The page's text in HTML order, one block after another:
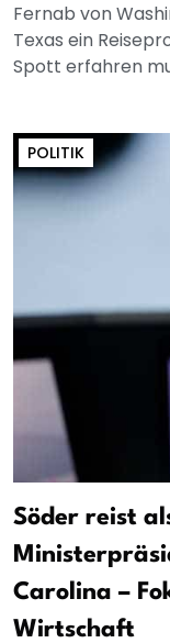
Fernab von
Texas ein
Spott erfahren
POLITIK
Söder reist
Carolina –
Wirtschaft